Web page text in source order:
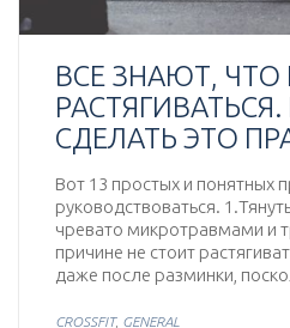
ВСЕ ЗНАЮТ,
СДЕЛАТЬ ЭТО
Вот 13 простых и понятных
руководствоваться.
чревато микротравмами и
причине не стоит
даже после разминки,
CROSSFIT, GENERAL